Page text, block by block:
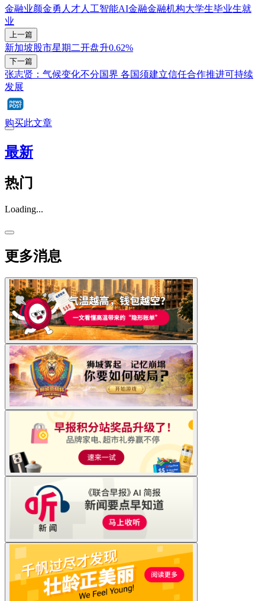
金融业颜金勇 人才人工智能AI金融金融机构大学生毕业生就
业
上一篇
新加坡股市星期二开盘升0.62%
下一篇
张志贤：气候变化不分国界 各国须建立信任合作推进可持续
发展
购买此文章
最新
热门
Loading...
更多消息